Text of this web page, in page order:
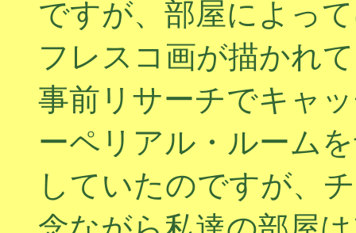
ですが、部屋によっ
フレスコ画が描かれ
事前リサーチでキャ
ーペリアル・ルーム
していたのですが、